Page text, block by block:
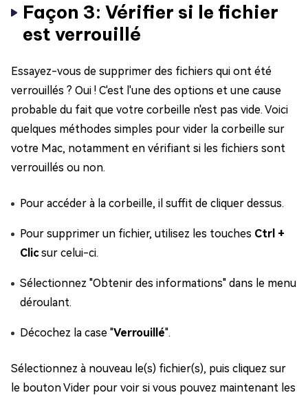
Façon 3: Vérifier si le fichier
est verrouillé
Essayez-vous de supprimer des fichiers qui ont été
verrouillés ? Oui ! C'est l'une des options et une cause
probable du fait que votre corbeille n'est pas vide. Voici
quelques méthodes simples pour vider la corbeille sur
votre Mac, notamment en vérifiant si les fichiers sont
verrouillés ou non.
Pour accéder à la corbeille, il suffit de cliquer dessus.
Pour supprimer un fichier, utilisez les touches Ctrl +
Clicsur celui-ci.
Sélectionnez "Obtenir des informations" dans le menu
déroulant.
Décochez la case "Verrouillé".
Sélectionnez à nouveau le(s) fichier(s), puis cliquez sur
le bouton Vider pour voir si vous pouvez maintenant les